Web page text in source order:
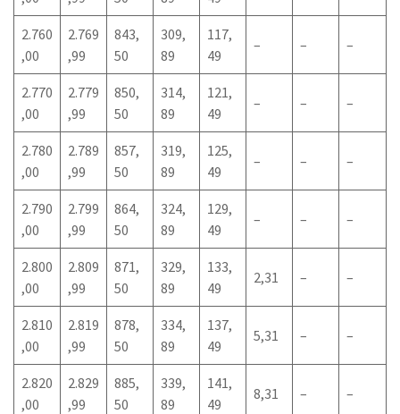
2.760
,00
2.769
,99
843,
50
309,
89
117,
49
– – –
2.770
,00
2.779
,99
850,
50
314,
89
121,
49
– – –
2.780
,00
2.789
,99
857,
50
319,
89
125,
49
– – –
2.790
,00
2.799
,99
864,
50
324,
89
129,
49
– – –
2.800
,00
2.809
,99
871,
50
329,
89
133,
49
2,31 – –
2.810
,00
2.819
,99
878,
50
334,
89
137,
49
5,31 – –
2.820
,00
2.829
,99
885,
50
339,
89
141,
49
8,31 – –